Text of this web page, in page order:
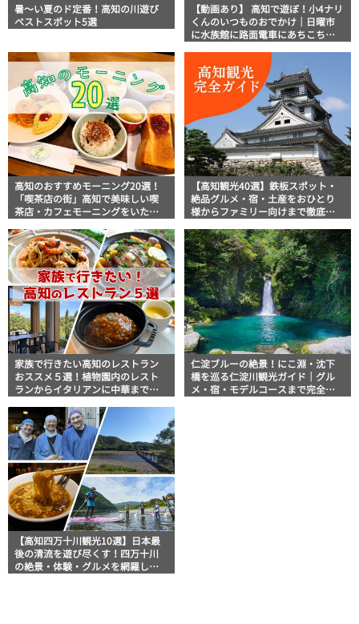
暑～い夏のド定番！高知の川遊び
ベストスポット5選
【動画あり】 高知で遊ぼ！小4ナリ
くんのいつものおでかけ｜日曜市
に水族館に路面電車にあちこち巡
高知のおすすめモーニング20選！
「喫茶店の街」高知で美味しい喫
茶店・カフェモーニングをいただ
【高知観光40選】鉄板スポット・
絶品グルメ・宿・土産をおひとり
様からファミリー向けまで徹底解
家族で行きたい高知のレストラン
おススメ５選！植物園内のレスト
ランからイタリアンに中華まで楽
仁淀ブルーの絶景！にこ淵・沈下
橋を巡る仁淀川観光ガイド｜グル
メ・宿・モデルコースまで完全網
【高知四万十川観光10選】日本最
後の清流を遊び尽くす！四万十川
の絶景・体験・グルメを網羅した